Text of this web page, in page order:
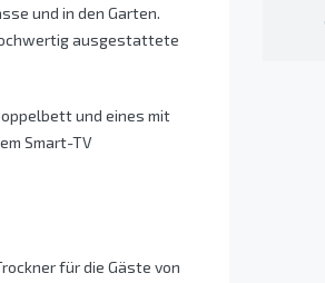
und in den Garten.
ausgestattete
und eines mit
Smart-TV
für die Gäste von